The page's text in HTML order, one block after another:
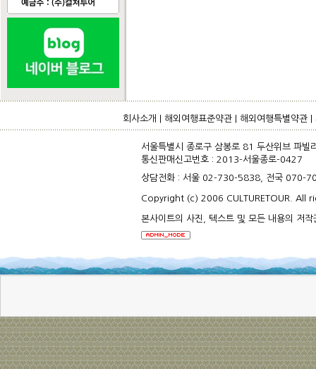
회사소개 해외여행표준약관 해외여행특별약관
서울특별시 종로구 삼봉로 81 두산위브 파빌
통신판매신고번호 : 2013-서울종로-
상담전화 : 서울 02-730-5838, 전국
Copyright (c) 2006 CULTURETOUR. All
본사이트의 사진, 텍스트 및 모든 내용의 저